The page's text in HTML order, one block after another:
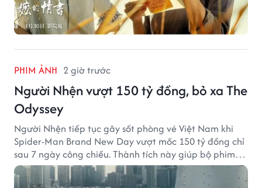
PHIM ẢNH 2 giờ trước
Người Nhện vượt 150 tỷ đồng, bỏ xa The
Odyssey
Người Nhện tiếp tục gây sốt phòng vé Việt Nam khi
Spider-Man Brand New Day vượt mốc 150 tỷ đồng chỉ
sau 7 ngày công chiếu. Thành tích này giúp bộ phim
của Tom Holland tạo khoảng cách đáng kể với The
Odyssey trên đường đua doanh thu.